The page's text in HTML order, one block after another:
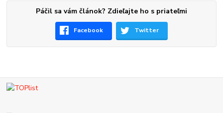
Páčil sa vám článok? Zdieľajte ho s priateľmi
Facebook Twitter